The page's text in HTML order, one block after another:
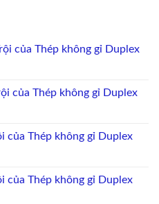
của Thép không gỉ Duplex
của Thép không gỉ Duplex
của Thép không gỉ Duplex
của Thép không gỉ Duplex